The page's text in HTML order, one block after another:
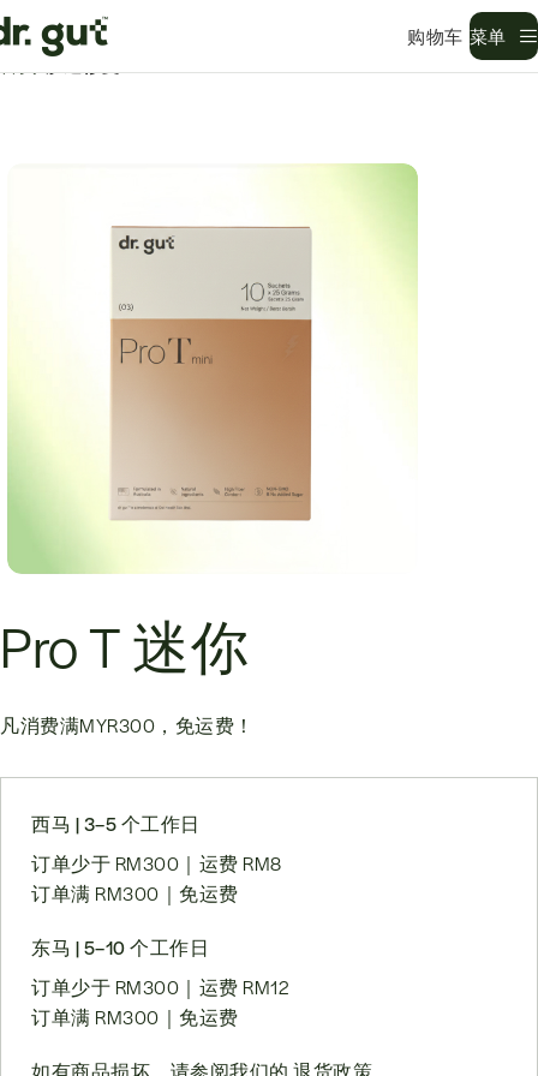
菜单
Pro T 迷你
凡消费满MYR300 ，免运费！
西马 | 3–5 个工作日
订单少于 RM300｜运费 RM8
订单满 RM300｜免运费
东马 | 5–10 个工作日
订单少于 RM300｜运费 RM12
订单满 RM300｜免运费